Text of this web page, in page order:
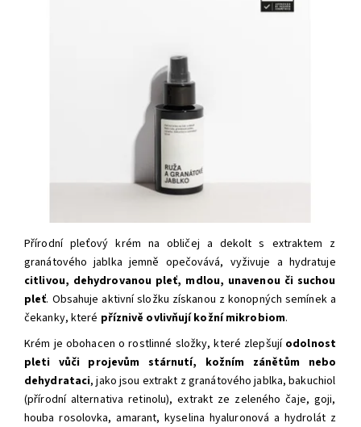
Přírodní pleťový krém na obličej a dekolt s extraktem z
granátového jablka jemně opečovává, vyživuje a hydratuje
citlivou, dehydrovanou pleť, mdlou, unavenou či suchou
pleť. Obsahuje aktivní složku získanou z konopných semínek a
čekanky, které příznivě ovlivňují kožní mikrobiom.
Krém je obohacen o rostlinné složky, které zlepšují odolnost
pleti vůči projevům stárnutí, kožním zánětům nebo
dehydrataci, jako jsou extrakt z granátového jablka, bakuchiol
(přírodní alternativa retinolu), extrakt ze zeleného čaje, goji,
houba rosolovka, amarant, kyselina hyaluronová a hydrolát z